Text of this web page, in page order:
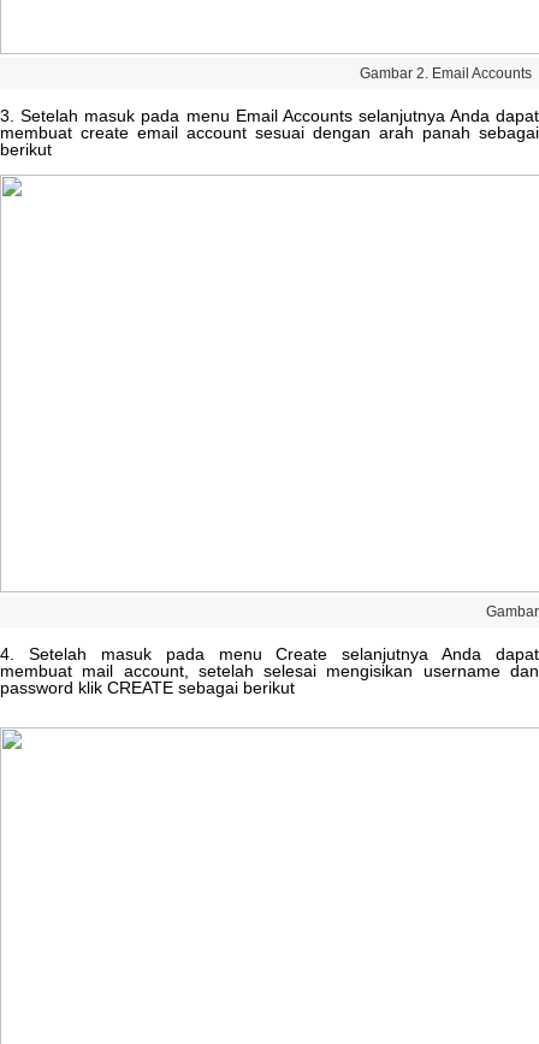
Gambar 2. Email Accounts
3 Setelah masuk pada menu Email Accounts selanjutnya Anda dapat
membuat create email account sesuai dengan arah panah sebagai
berikut
Gambar
4 Setelah masuk pada menu Create selanjutnya Anda
dapat
membuat mail account, setelah selesai mengisikan username dan
password klik CREATE sebagai berikut